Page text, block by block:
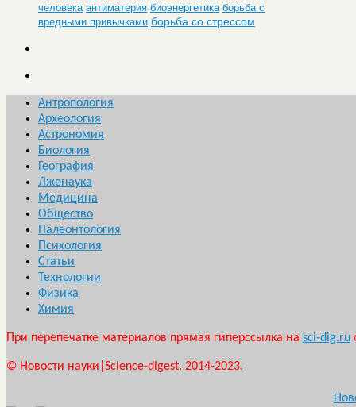
человека антиматерия биоэнергетика борьба с
вредными привычками борьба со стрессом
Антропология
Археология
Астрономия
Биология
География
Лженаука
Медицина
Общество
Палеонтология
Психология
Статьи
Технологии
Физика
Химия
При перепечатке материалов прямая гиперссылка на sci-dig.ru
© Новости науки|Science-digest. 2014-2023.